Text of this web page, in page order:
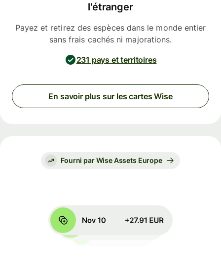
l'étranger
Payez et retirez des espèces dans le monde entier
sans frais cachés ni majorations.
231 pays et territoires
En savoir plus sur les cartes Wise
Fourni par Wise Assets Europe